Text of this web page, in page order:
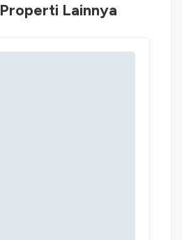
Lainnya